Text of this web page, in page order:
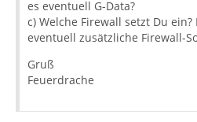
es eventuell G-Data?
c) Welche Firewall setzt Du
eventuell zusätzliche Firewall-
Gruß
Feuerdrache